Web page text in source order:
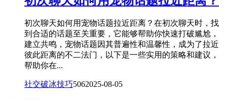
初次聊天如何用宠物话题拉近距离？在初次聊天时，找
到合适的话题至关重要，它能够帮助你快速打破尴尬，
建立共鸣，宠物话题因其普遍性和温馨性，成为了拉近
彼此距离的不二法门，以下是一些实用的策略和建议，
帮助你在...
社交破冰技巧5062025-08-05